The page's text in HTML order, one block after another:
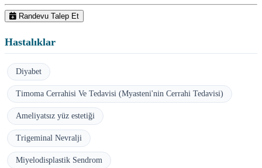
Randevu Talep Et
Hastalıklar
Diyabet
Timoma Cerrahisi Ve Tedavisi (Myasteni'nin Cerrahi Tedavisi)
Ameliyatsız yüz estetiği
Trigeminal Nevralji
Miyelodisplastik Sendrom